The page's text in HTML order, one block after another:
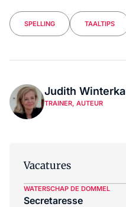
SPELLING TAALTIPS
Judith
TRAINER, AUTEUR
Vacatures
WATERSCHAP DE DOMMEL
Secretaresse